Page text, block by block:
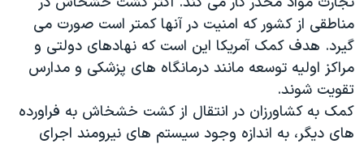
اسرائیل در جنگ
نرگس محمدی برنده جایزه نوبل صلح
همایش محافظه‌کاران آمریکا «سی‌پک»
صفحه‌های ویژه
مناطقی از کشور که امنیت در آنها کمتر است صورت می
گیرد. هدف کمک آمریکا این است که نهادهای دولتی و
مراکز اولیه توسعه مانند درمانگاه های پزشکی و مدارس
تقویت شوند.
کمک به کشاورزان در انتقال از کشت خشخاش به فراورده
های دیگر، به اندازه وجود سیستم های نیرومند اجرای